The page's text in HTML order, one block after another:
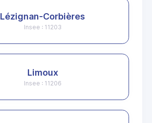
Lézignan-Corbières
Insee : 11203
Limoux
Insee : 11206